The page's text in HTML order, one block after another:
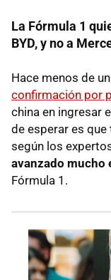
La Fórmula 1
BYD, y no a
Hace menos de
confirmación por
china en ingresar
de esperar es
según los
avanzado mucho
Fórmula 1.